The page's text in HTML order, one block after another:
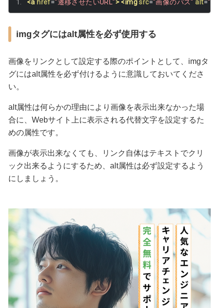
<a href="遷移させたいURL"> <img src="画像のパス" alt="テ
imgタグにはalt属性を必ず使用する
画像をリンクとして設定する際のポイントとして、imgタ
グにはalt属性を必ず付けるように意識しておいてくださ
い。
alt属性は何らかの理由により画像を表示出来なかった場
合に、Webサイト上に表示される代替文字を設定するた
めの属性です。
画像が表示出来なくても、リンク自体はテキストでクリ
ック出来るようにするため、alt属性は必ず設定するよう
にしましょう。